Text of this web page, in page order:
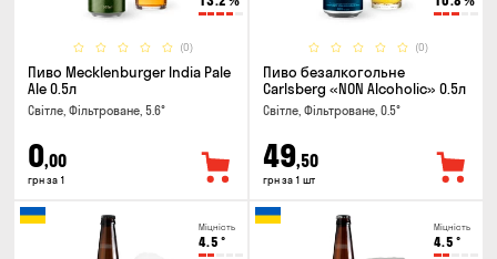
(0)
Пиво Mecklenburger India Pale
Ale 0.5л
Світле, Фільтроване, 5.6°
0,00
грн за 1
(0)
Пиво безалкогольне
Carlsberg «NON Alcoholic» 0.5л
Світле, Фільтроване, 0.5°
49,50
грн за 1 шт
Міцність
4.5 °
Міцність
4.5 °